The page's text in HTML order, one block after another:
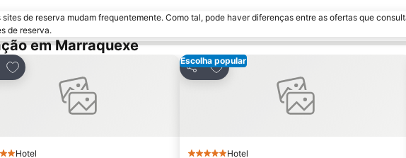
de reserva mudam frequentemente. Como tal, pode haver diferenças entre as ofertas que
de reserva.
em Marraquexe
Adicionar aos favoritos
Hotel
Escolha popular
Partilhar
Adicionar aos favoritos
Hotel